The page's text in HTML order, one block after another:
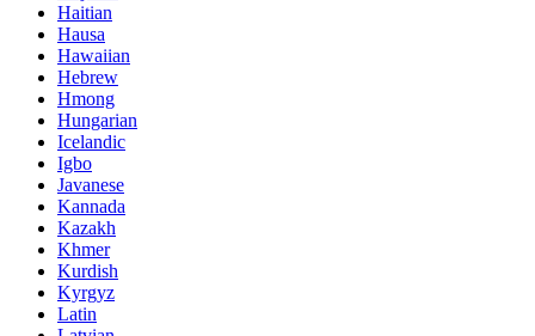
Haitian
Hausa
Hawaiian
Hebrew
Hmong
Hungarian
Icelandic
Igbo
Javanese
Kannada
Kazakh
Khmer
Kurdish
Kyrgyz
Latin